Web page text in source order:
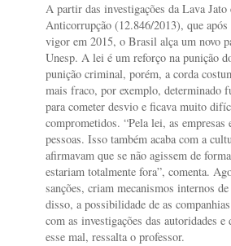
A partir das investigações da Lava
Anticorrupção (12.846/2013), que
vigor em 2015, o Brasil alça um novo
Unesp. A lei é um reforço na punição
punição criminal, porém, a corda
mais fraco, por exemplo, determinado
para cometer desvio e ficava muito
comprometidos. “Pela lei, as
pessoas. Isso também acaba com a
afirmavam que se não agissem de
estariam totalmente fora”, comenta.
sanções, criam mecanismos internos
disso, a possibilidade de as
com as investigações das autoridades
esse mal, ressalta o professor.